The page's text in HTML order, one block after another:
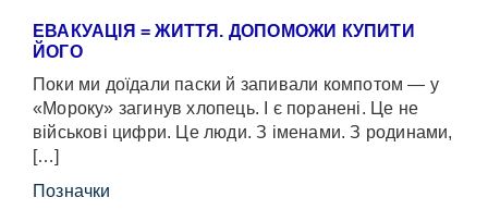
ЕВАКУАЦІЯ = ЖИТТЯ. ДОПОМОЖИ КУПИТИ
ЙОГО
Поки ми доїдали паски й запивали компотом — у
«Мороку» загинув хлопець. І є поранені. Це не
військові цифри. Це люди. З іменами. З родинами,
[…]
Позначки